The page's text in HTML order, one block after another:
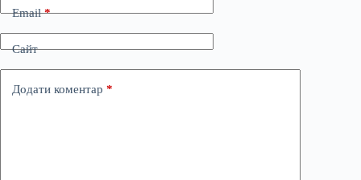
Email*
Сайт
Додати коментар *